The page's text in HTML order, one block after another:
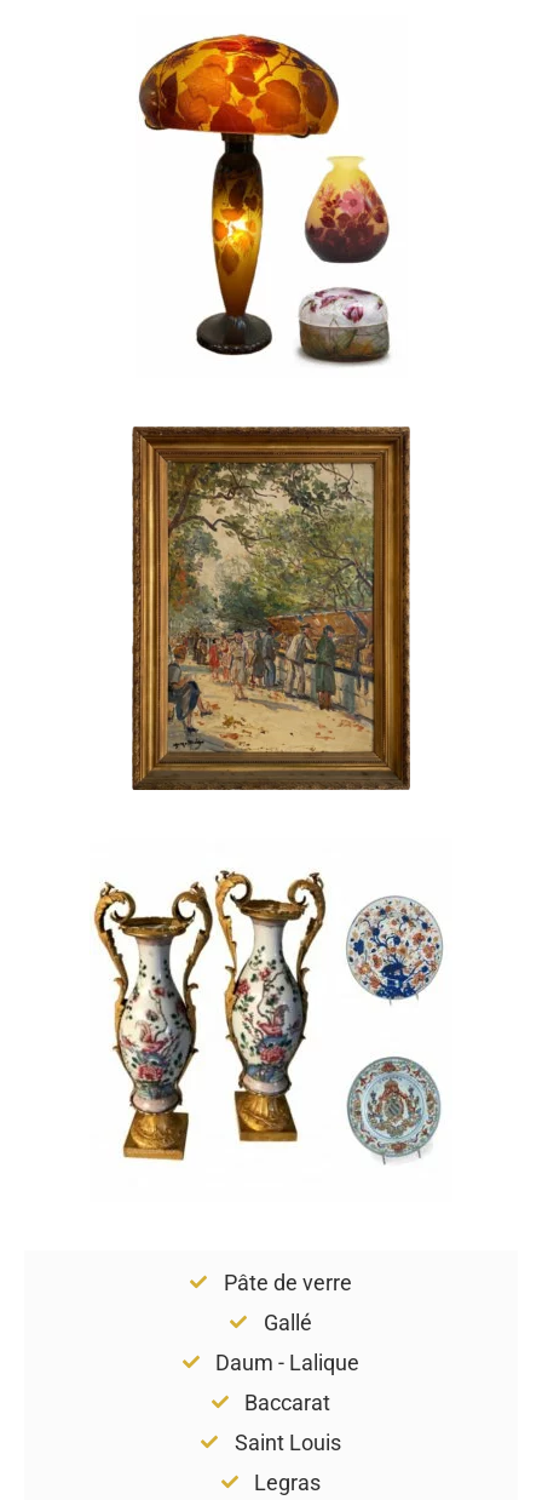
Pâte de verre
Gallé
Daum - Lalique
Baccarat
Saint Louis
Legras